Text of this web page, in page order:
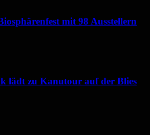
mit 98 Ausstellern
lädt zu Kanutour auf der Blies